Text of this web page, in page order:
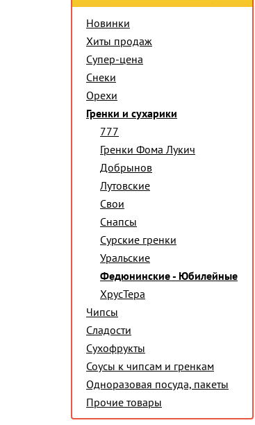
Новинки
Хиты продаж
Супер-цена
Снеки
Орехи
Гренки и сухарики
777
Гренки Фома Лукич
Добрынов
Лутовские
Свои
Снапсы
Сурские гренки
Уральские
Федюнинские - Юбилейные
ХрусТера
Чипсы
Сладости
Сухофрукты
Соусы к чипсам и гренкам
Одноразовая посуда, пакеты
Прочие товары